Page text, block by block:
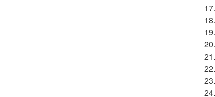
17.
18.
19.
20.
21.
22.
23.
24.